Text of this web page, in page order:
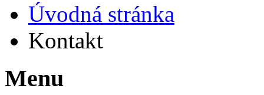
Úvodná stránka
Kontakt
Menu